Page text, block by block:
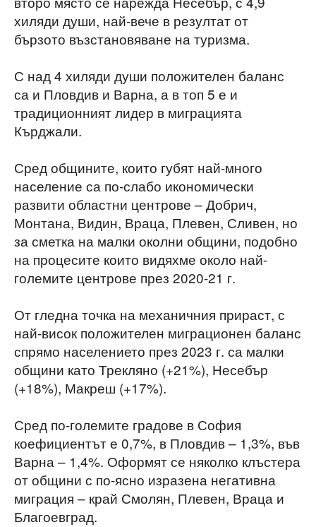
хиляди души, най-вече в резултат от
бързото възстановяване на туризма.
С над 4 хиляди души положителен баланс
са и Пловдив и Варна, а в топ 5 е и
традиционният лидер в миграцията
Кърджали.
Сред общините, които губят най-много
население са по-слабо икономически
развити областни центрове – Добрич,
Монтана, Видин, Враца, Плевен, Сливен, но
за сметка на малки околни общини, подобно
на процесите които видяхме около най-
големите центрове през 2020-21 г.
От гледна точка на механичния прираст, с
най-висок положителен миграционен баланс
спрямо населението през 2023 г. са малки
общини като Трекляно (+21%), Несебър
(+18%), Макреш (+17%).
Сред по-големите градове в София
коефициентът е 0,7%, в Пловдив – 1,3%, във
Варна – 1,4%. Оформят се няколко клъстера
от общини с по-ясно изразена негативна
миграция – край Смолян, Плевен, Враца и
Благоевград.